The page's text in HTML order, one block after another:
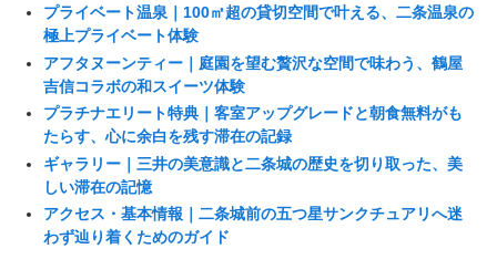
プライベート温泉｜100㎡超の貸切空間で叶える、二条温泉の
極上プライベート体験
アフタヌーンティー｜庭園を望む贅沢な空間で味わう、鶴屋
吉信コラボの和スイーツ体験
プラチナエリート特典｜客室アップグレードと朝食無料がも
たらす、心に余白を残す滞在の記録
ギャラリー｜三井の美意識と二条城の歴史を切り取った、美
しい滞在の記憶
アクセス・基本情報｜二条城前の五つ星サンクチュアリへ迷
わず辿り着くためのガイド